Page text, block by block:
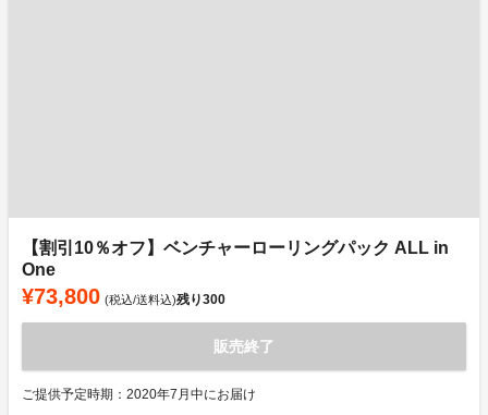
【割引10％オフ】ベンチャーローリングパック ALL in
One
¥73,800 (税込/送料込)残り300
販売終了
ご提供予定時期：2020年7月中にお届け